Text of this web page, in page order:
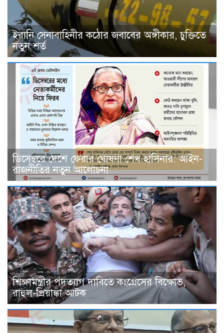
ইরানি সেনাবাহিনীর কঠোর জবাবের অঙ্গীকার, চুক্তিতে
নতুন শর্ত
ডিসেম্বরে দেশে ফেরার ঘোষণা শেখ হাসিনার: আইন-
রাজনীতির নতুন আলোচনা
শিক্ষামন্ত্রীর পদত্যাগ দাবিতে কংগ্রেসের বিক্ষোভ,
রাহুল-প্রিয়াঙ্কা আটক